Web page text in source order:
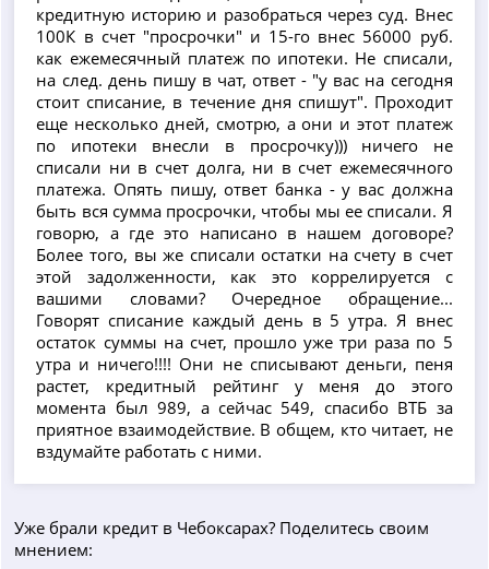
кредитную историю и разобраться через суд. Внес
100К в счет "просрочки" и 15-го внес 56000 руб.
как ежемесячный платеж по ипотеки. Не списали,
на след. день пишу в чат, ответ - "у вас на сегодня
стоит списание, в течение дня спишут". Проходит
еще несколько дней, смотрю, а они и этот платеж
по ипотеки внесли в просрочку))) ничего не
списали ни в счет долга, ни в счет ежемесячного
платежа. Опять пишу, ответ банка - у вас должна
быть вся сумма просрочки, чтобы мы ее списали. Я
говорю, а где это написано в нашем договоре?
Более того, вы же списали остатки на счету в счет
этой задолженности, как это коррелируется с
вашими словами? Очередное обращение...
Говорят списание каждый день в 5 утра. Я внес
остаток суммы на счет, прошло уже три раза по 5
утра и ничего!!!! Они не списывают деньги, пеня
растет, кредитный рейтинг у меня до этого
момента был 989, а сейчас 549, спасибо ВТБ за
приятное взаимодействие. В общем, кто читает, не
вздумайте работать с ними.
Уже брали кредит в Чебоксарах? Поделитесь своим
мнением: